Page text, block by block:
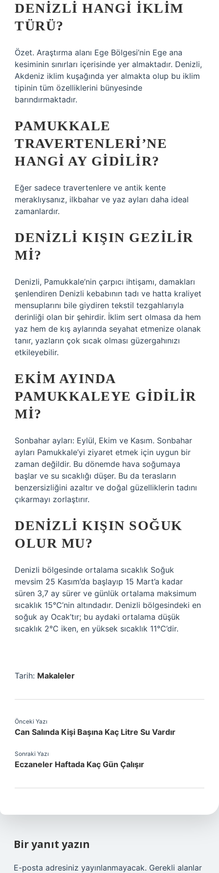
DENIZLI HANGI IKLIM
TÜRÜ?
Özet. Araştırma alanı Ege Bölgesi’nin Ege ana
kesiminin sınırları içerisinde yer almaktadır. Denizli,
Akdeniz iklim kuşağında yer almakta olup bu iklim
tipinin tüm özelliklerini bünyesinde
barındırmaktadır.
PAMUKKALE
TRAVERTENLERI’NE
HANGI AY GIDILIR?
Eğer sadece travertenlere ve antik kente
meraklıysanız, ilkbahar ve yaz ayları daha ideal
zamanlardır.
DENIZLI KIŞIN GEZILIR
MI?
Denizli, Pamukkale’nin çarpıcı ihtişamı, damakları
şenlendiren Denizli kebabının tadı ve hatta kraliyet
mensuplarını bile giydiren tekstil tezgahlarıyla
derinliği olan bir şehirdir. İklim sert olmasa da hem
yaz hem de kış aylarında seyahat etmenize olanak
tanır, yazların çok sıcak olması güzergahınızı
etkileyebilir.
EKIM AYINDA
PAMUKKALEYE GIDILIR
MI?
Sonbahar ayları: Eylül, Ekim ve Kasım. Sonbahar
ayları Pamukkale’yi ziyaret etmek için uygun bir
zaman değildir. Bu dönemde hava soğumaya
başlar ve su sıcaklığı düşer. Bu da terasların
benzersizliğini azaltır ve doğal güzelliklerin tadını
çıkarmayı zorlaştırır.
DENIZLI KIŞIN SOĞUK
OLUR MU?
Denizli bölgesinde ortalama sıcaklık Soğuk
mevsim 25 Kasım’da başlayıp 15 Mart’a kadar
süren 3,7 ay sürer ve günlük ortalama maksimum
sıcaklık 15°C’nin altındadır. Denizli bölgesindeki en
soğuk ay Ocak’tır; bu aydaki ortalama düşük
sıcaklık 2°C iken, en yüksek sıcaklık 11°C’dir.
Tarih: Makaleler
Önceki Yazı
Can Salında Kişi Başına Kaç Litre Su Vardır
Sonraki Yazı
Eczaneler Haftada Kaç Gün Çalışır
Bir yanıt yazın
E-posta adresiniz yayınlanmayacak. Gerekli alanlar